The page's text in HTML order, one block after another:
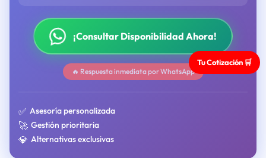
¡Consultar Disponibilidad Ahora!
🔥 Respuesta inmediata por WhatsApp
✅ Asesoría personalizada
🚀 Gestión prioritaria
💎 Alternativas exclusivas
Tu Cotización 🛒